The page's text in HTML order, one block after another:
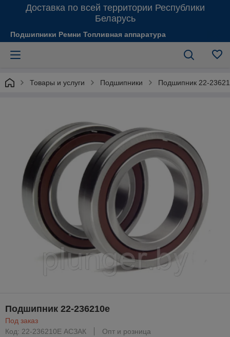
Доставка по всей территории Республики
Беларусь
Подшипники Ремни Топливная аппаратура
Товары и услуги Подшипники Подшипник 22-
Подшипник 22-236210е
Под заказ
Код: 22-236210Е АСЗАК
Опт и розница